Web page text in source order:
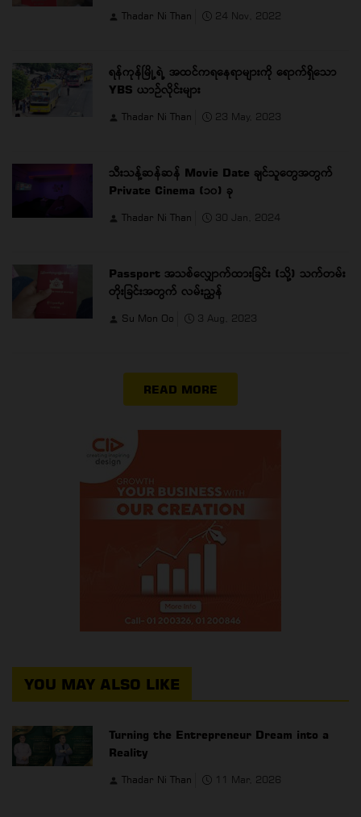
Thadar Ni Than 24 Nov, 2022
ရန်ကုန်မြို့ရဲ့ အထင်ကရနေရာများကို ရောက်ရှိသော
YBS ယာဉ်လိုင်းများ
Thadar Ni Than 23 May, 2023
သီးသန့်ဆန်ဆန် Movie Date ချင်သူတွေအတွက်
Private Cinema (၁၀) ခု
Thadar Ni Than 30 Jan, 2024
Passport အသစ်လျှောက်ထားခြင်း (သို့) သက်တမ်း
တိုးခြင်းအတွက် လမ်းညွှန်
Su Mon Oo 3 Aug, 2023
READ MORE
YOU MAY ALSO LIKE
Turning the Entrepreneur Dream into a
Reality
Thadar Ni Than 11 Mar, 2026